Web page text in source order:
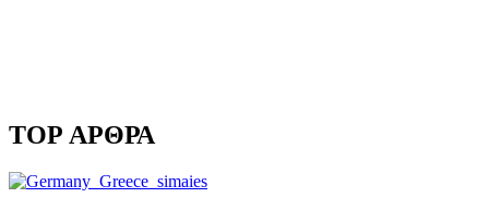
TOP ΑΡΘΡΑ